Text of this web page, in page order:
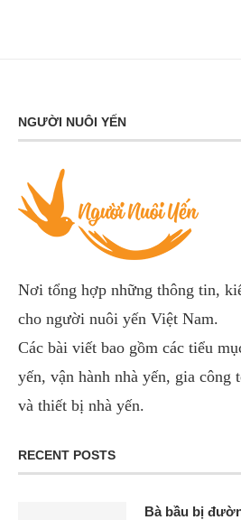
NGƯỜI NUÔI YẾN
Nơi tổng hợp những thông tin,
cho người nuôi yến Việt Nam.
Các bài viết bao gồm các tiểu
yến, vận hành nhà yến, gia công
và thiết bị nhà yến.
RECENT POSTS
Bà bầu bị